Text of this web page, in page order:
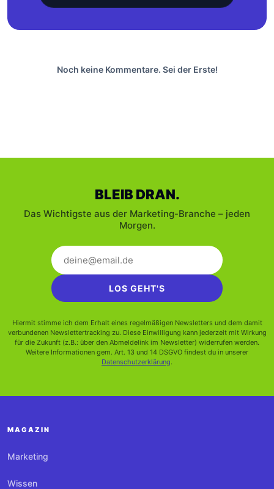
Noch keine Kommentare. Sei der Erste!
BLEIB DRAN.
Das Wichtigste aus der Marketing-Branche – jeden
Morgen.
LOS GEHT'S
Hiermit stimme ich dem Erhalt eines regelmäßigen Newsletters und dem damit
verbundenen Newslettertracking zu. Diese Einwilligung kann jederzeit mit Wirkung
für die Zukunft (z.B.: über den Abmeldelink im Newsletter) widerrufen werden.
Weitere Informationen gem. Art. 13 und 14 DSGVO findest du in unserer
Datenschutzerklärung.
MAGAZIN
Marketing
Wissen